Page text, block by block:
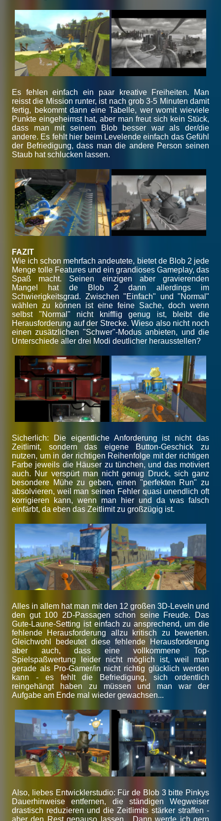
Es fehlen einfach ein paar kreative Freiheiten. Man
reisst die Mission runter, ist nach grob 3-5 Minuten damit
fertig, bekommt dann eine Tabelle, wer womit wieviele
Punkte eingeheimst hat, aber man freut sich kein Stück,
dass man mit seinem Blob besser war als der/die
andere. Es fehlt hier beim Levelende einfach das Gefühl
der Befriedigung, dass man die andere Person seinen
Staub hat schlucken lassen.
FAZIT
Wie ich schon mehrfach andeutete, bietet de Blob 2 jede
Menge tolle Features und ein grandioses Gameplay, das
Spaß macht. Seinen einzigen aber gravierenden
Mangel hat de Blob 2 dann allerdings im
Schwierigkeitsgrad. Zwischen "Einfach" und "Normal"
wählen zu können ist eine feine Sache, doch wenn
selbst "Normal" nicht knifflig genug ist, bleibt die
Herausforderung auf der Strecke. Wieso also nicht noch
einen zusätzlichen "Schwer"-Modus anbieten, und die
Unterschiede aller drei Modi deutlicher herausstellen?
Sicherlich: Die eigentliche Anforderung ist nicht das
Zeitlimit, sondern das eigene Button-Geschick zu
nutzen, um in der richtigen Reihenfolge mit der richtigen
Farbe jeweils die Häuser zu tünchen, und das motiviert
auch. Nur verspürt man nicht genug Druck, sich ganz
besondere Mühe zu geben, einen "perfekten Run" zu
absolvieren, weil man seinen Fehler quasi unendlich oft
korrigieren kann, wenn man hier und da was falsch
einfärbt, da eben das Zeitlimit zu großzügig ist.
Alles in allem hat man mit den 12 großen 3D-Leveln und
den gut 100 2D-Passagen schon seine Freude. Das
Gute-Laune-Setting ist einfach zu ansprechend, um die
fehlende Herausforderung allzu kritisch zu bewerten.
Gleichwohl bedeutet diese fehlende Herausforderung
aber auch, dass eine vollkommene Top-
Spielspaßwertung leider nicht möglich ist, weil man
gerade als Pro-Gamer/in nicht richtig glücklich werden
kann - es fehlt die Befriedigung, sich ordentlich
reingehängt haben zu müssen und man war der
Aufgabe am Ende mal wieder gewachsen...
Also, liebes Entwicklerstudio: Für de Blob 3 bitte Pinkys
Dauerhinweise entfernen, die ständigen Wegweiser
drastisch reduzieren und die Zeitlimits stärker straffen -
aber den Rest genauso lassen... Dann werde ich gern